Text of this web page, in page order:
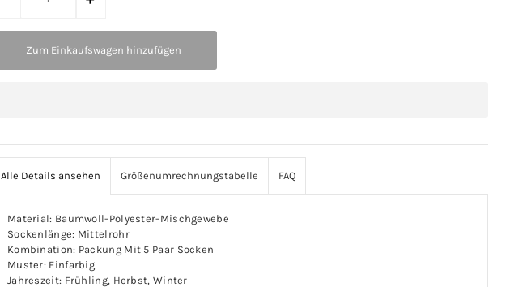
Alle Details ansehen Größenumrechnungstabelle FAQ
Material: Baumwoll-Polyester-Mischgewebe
Sockenlänge: Mittelrohr
Kombination: Packung Mit 5 Paar Socken
Muster: Einfarbig
Jahreszeit: Frühling, Herbst, Winter